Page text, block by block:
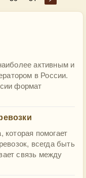
активным и
в России.
формат
помогает
всегда быть
связь между